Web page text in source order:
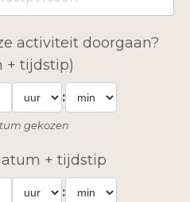
activiteit doorgaan?
+ tijdstip)
:
gekozen
+ tijdstip
: